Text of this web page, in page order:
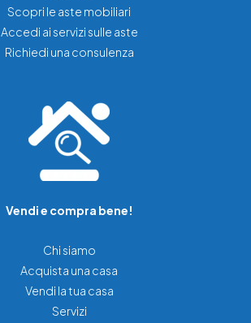
Scopri le aste mobiliari
Accedi ai servizi sulle aste
Richiedi una consulenza
Vendi e compra bene!
Chi siamo
Acquista una casa
Vendi la tua casa
Servizi